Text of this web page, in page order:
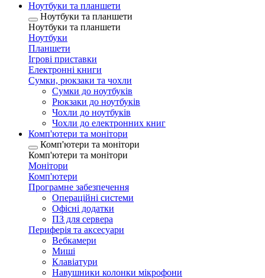
Ноутбуки та планшети
Ноутбуки та планшети
Ноутбуки та планшети
Ноутбуки
Планшети
Ігрові приставки
Електронні книги
Сумки, рюкзаки та чохли
Сумки до ноутбуків
Рюкзаки до ноутбуків
Чохли до ноутбуків
Чохли до електронних книг
Комп'ютери та монітори
Комп'ютери та монітори
Комп'ютери та монітори
Монітори
Комп'ютери
Програмне забезпечення
Операційні системи
Офісні додатки
ПЗ для сервера
Периферія та аксесуари
Вебкамери
Миші
Клавіатури
Навушники колонки мікрофони